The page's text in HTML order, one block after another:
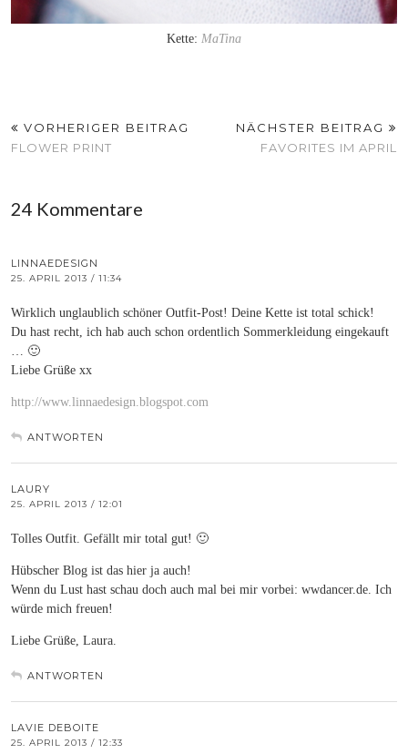
Kette: MaTina
VORHERIGER BEITRAG
FLOWER PRINT
NÄCHSTER BEITRAG
FAVORITES IM APRIL
24 Kommentare
LINNAEDESIGN
25. APRIL 2013 / 11:34
Wirklich unglaublich schöner Outfit-Post! Deine Kette ist total schick!
Du hast recht, ich hab auch schon ordentlich Sommerkleidung eingekauft
… 🙂
Liebe Grüße xx
http://www.linnaedesign.blogspot.com
ANTWORTEN
LAURY
25. APRIL 2013 / 12:01
Tolles Outfit. Gefällt mir total gut! 🙂
Hübscher Blog ist das hier ja auch!
Wenn du Lust hast schau doch auch mal bei mir vorbei: wwdancer.de. Ich
würde mich freuen!
Liebe Grüße, Laura.
ANTWORTEN
LAVIE DEBOITE
25. APRIL 2013 / 12:33